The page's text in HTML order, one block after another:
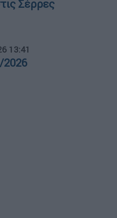
Σέρρες
13:41
2026